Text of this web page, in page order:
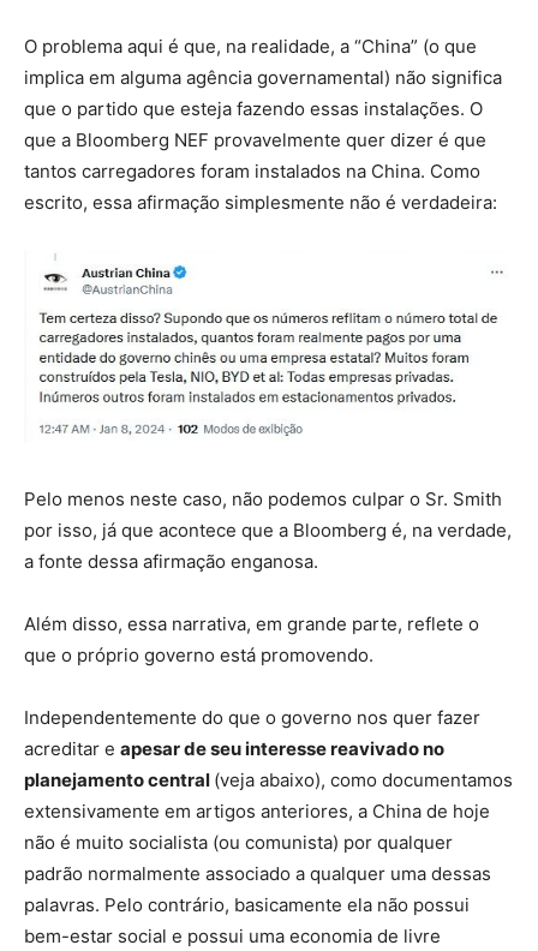
O problema aqui é que, na realidade, a “China” (o que
implica em alguma agência governamental) não significa
que o partido que esteja fazendo essas instalações. O
que a Bloomberg NEF provavelmente quer dizer é que
tantos carregadores foram instalados na China. Como
escrito, essa afirmação simplesmente não é verdadeira:
Pelo menos neste caso, não podemos culpar o Sr. Smith
por isso, já que acontece que a Bloomberg é, na verdade,
a fonte dessa afirmação enganosa.
Além disso, essa narrativa, em grande parte, reflete o
que o próprio governo está promovendo.
Independentemente do que o governo nos quer fazer
acreditar e apesar de seu interesse reavivado no
planejamento central (veja abaixo), como documentamos
extensivamente em artigos anteriores, a China de hoje
não é muito socialista (ou comunista) por qualquer
padrão normalmente associado a qualquer uma dessas
palavras. Pelo contrário, basicamente ela não possui
bem-estar social e possui uma economia de livre